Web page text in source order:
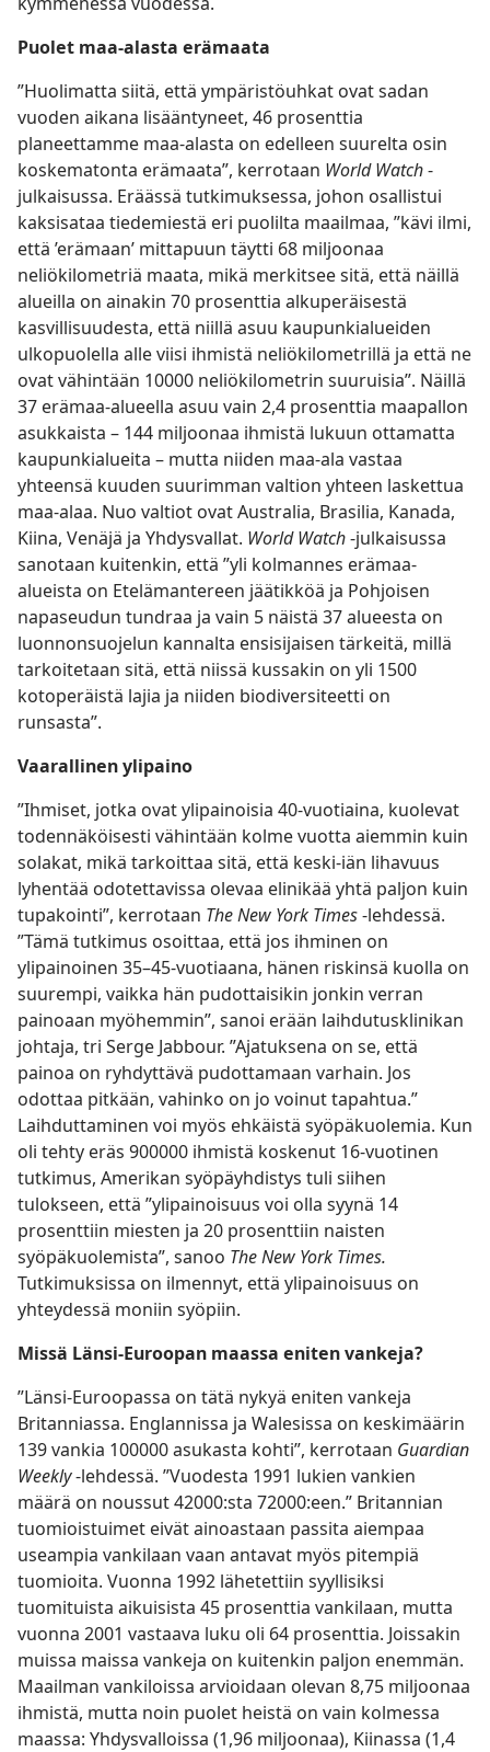
Puolet maa-alasta erämaata
”Huolimatta siitä, että ympäristöuhkat ovat sadan
vuoden aikana lisääntyneet, 46 prosenttia
planeettamme maa-alasta on edelleen suurelta osin
koskematonta erämaata”, kerrotaan World Watch-
julkaisussa. Eräässä tutkimuksessa, johon osallistui
kaksisataa tiedemiestä eri puolilta maailmaa, ”kävi ilmi,
että ’erämaan’ mittapuun täytti 68 miljoonaa
neliökilometriä maata, mikä merkitsee sitä, että näillä
alueilla on ainakin 70 prosenttia alkuperäisestä
kasvillisuudesta, että niillä asuu kaupunkialueiden
ulkopuolella alle viisi ihmistä neliökilometrillä ja että ne
ovat vähintään 10000 neliökilometrin suuruisia”. Näillä
37 erämaa-alueella asuu vain 2,4 prosenttia maapallon
asukkaista – 144 miljoonaa ihmistä lukuun ottamatta
kaupunkialueita – mutta niiden maa-ala vastaa
yhteensä kuuden suurimman valtion yhteen laskettua
maa-alaa. Nuo valtiot ovat Australia, Brasilia, Kanada,
Kiina, Venäjä ja Yhdysvallat. World Watch-julkaisussa
sanotaan kuitenkin, että ”yli kolmannes erämaa-
alueista on Etelämantereen jäätikköä ja Pohjoisen
napaseudun tundraa ja vain 5 näistä 37 alueesta on
luonnonsuojelun kannalta ensisijaisen tärkeitä, millä
tarkoitetaan sitä, että niissä kussakin on yli 1500
kotoperäistä lajia ja niiden biodiversiteetti on
runsasta”.
Vaarallinen ylipaino
”Ihmiset, jotka ovat ylipainoisia 40-vuotiaina, kuolevat
todennäköisesti vähintään kolme vuotta aiemmin kuin
solakat, mikä tarkoittaa sitä, että keski-iän lihavuus
lyhentää odotettavissa olevaa elinikää yhtä paljon kuin
tupakointi”, kerrotaan The New York Times-lehdessä.
”Tämä tutkimus osoittaa, että jos ihminen on
ylipainoinen 35–45-vuotiaana, hänen riskinsä kuolla on
suurempi, vaikka hän pudottaisikin jonkin verran
painoaan myöhemmin”, sanoi erään laihdutusklinikan
johtaja, tri Serge Jabbour. ”Ajatuksena on se, että
painoa on ryhdyttävä pudottamaan varhain. Jos
odottaa pitkään, vahinko on jo voinut tapahtua.”
Laihduttaminen voi myös ehkäistä syöpäkuolemia. Kun
oli tehty eräs 900000 ihmistä koskenut 16-vuotinen
tutkimus, Amerikan syöpäyhdistys tuli siihen
tulokseen, että ”ylipainoisuus voi olla syynä 14
prosenttiin miesten ja 20 prosenttiin naisten
syöpäkuolemista”, sanoo The New York Times.
Tutkimuksissa on ilmennyt, että ylipainoisuus on
yhteydessä moniin syöpiin.
Missä Länsi-Euroopan maassa eniten vankeja?
”Länsi-Euroopassa on tätä nykyä eniten vankeja
Britanniassa. Englannissa ja Walesissa on keskimäärin
139 vankia 100000 asukasta kohti”, kerrotaan Guardian
Weekly-lehdessä. ”Vuodesta 1991 lukien vankien
määrä on noussut 42000:sta 72000:een.” Britannian
tuomioistuimet eivät ainoastaan passita aiempaa
useampia vankilaan vaan antavat myös pitempiä
tuomioita. Vuonna 1992 lähetettiin syyllisiksi
tuomituista aikuisista 45 prosenttia vankilaan, mutta
vuonna 2001 vastaava luku oli 64 prosenttia. Joissakin
muissa maissa vankeja on kuitenkin paljon enemmän.
Maailman vankiloissa arvioidaan olevan 8,75 miljoonaa
ihmistä, mutta noin puolet heistä on vain kolmessa
maassa: Yhdysvalloissa (1,96 miljoonaa), Kiinassa (1,4